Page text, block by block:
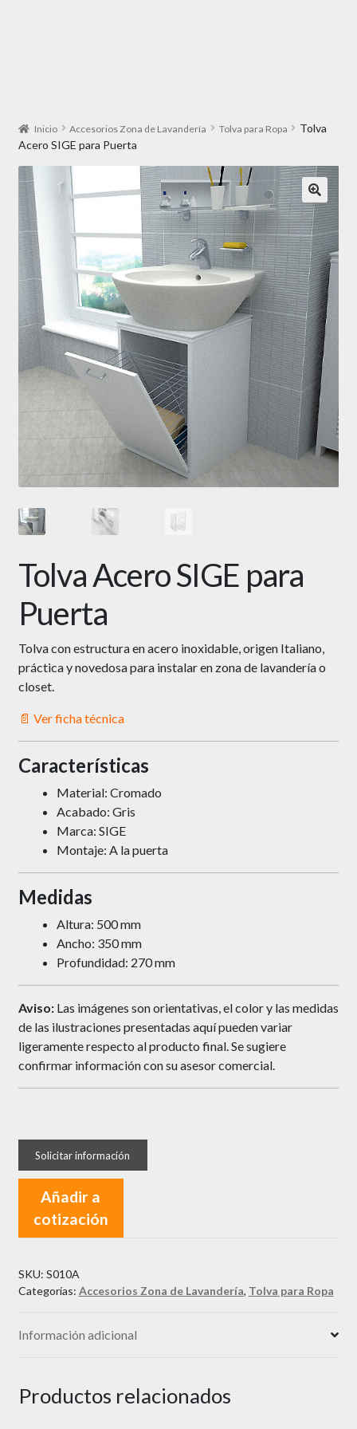
Inicio Accesorios Zona de Lavandería Tolva para Ropa
Tolva
Acero SIGE para Puerta
🔍
Tolva Acero SIGE para
Puerta
Tolva con estructura en acero inoxidable, origen Italiano,
práctica y novedosa para instalar en zona de lavandería o
closet.
📄 Ver ficha técnica
Características
Material: Cromado
Acabado: Gris
Marca: SIGE
Montaje: A la puerta
Medidas
Altura: 500 mm
Ancho: 350 mm
Profundidad: 270 mm
Aviso: Las imágenes son orientativas, el color y las medidas
de las ilustraciones presentadas aquí pueden variar
ligeramente respecto al producto final. Se sugiere
confirmar información con su asesor comercial.
Añadir a
cotización
SKU: S010A
Categorías: Accesorios Zona de Lavandería, Tolva para Ropa
Información adicional
Productos relacionados